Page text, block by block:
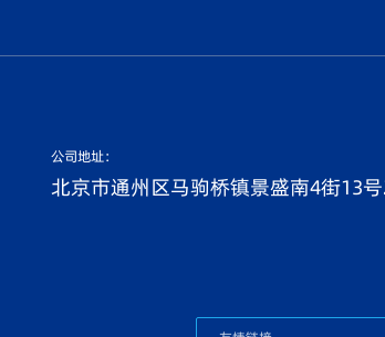
公司地址：
北京市通州区马驹桥镇景盛南4街13